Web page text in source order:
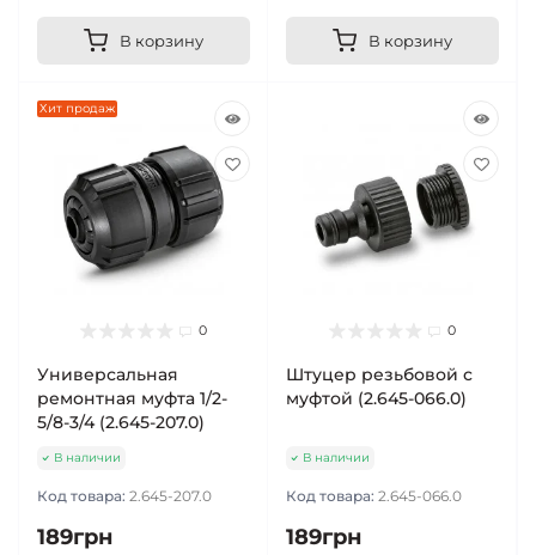
В корзину В корзину
Хит продаж
0
Универсальная
ремонтная муфта 1/2-
5/8-3/4 (2.645-207.0)
В наличии
Код товара: 2.645-207.0
189грн
0
Штуцер резьбовой с
муфтой (2.645-066.0)
В наличии
Код товара: 2.645-066.0
189грн